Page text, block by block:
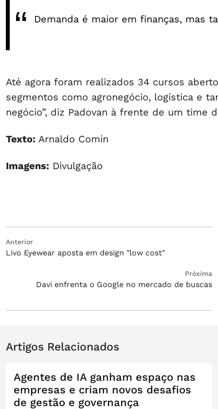
Demanda é maior em finanças, mas
Até agora foram realizados 34 cursos
segmentos como agronegócio, logística e
negócio”, diz Padovan à frente de um time
Texto: Arnaldo Comin
Imagens: Divulgação
Navegação
de
Anterior
Post
anterior:
Livo Eyewear aposta em design "low cost"
Próxima
Davi enfrenta o Google no mercado de buscas
Artigos Relacionados
Agentes de IA ganham espaço nas
empresas e criam novos desafios
de gestão e governança